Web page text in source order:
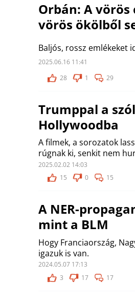
Orbán: A
vörös ökölből
Baljós, rossz emlékeket
2025.06.16 11:41
28
1 29
Trumppal a
Hollywoodba
A filmek, a sorozatok
rúgnak ki, senkit nem
2025.02.02 14:03
15
0 15
A NER-
mint a BLM
Hogy Franciaország,
igazuk is van.
2024.05.07 17:13
3
17 17